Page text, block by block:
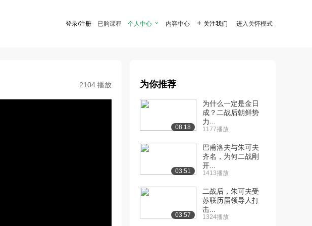
登录/注册 已购课程 个人中心  内容中心  关注我们 进入关怀模式
2104 播放 为你推荐
08:18
为什么一定是金日
成？二战后朝鲜势
力...
1177播放
03:51
巴甫洛夫与朱可夫
齐名，为何二战刚
开...
1413播放
03:57
二战后，朱可夫受
苏联历届领导人打
击...
1324播放